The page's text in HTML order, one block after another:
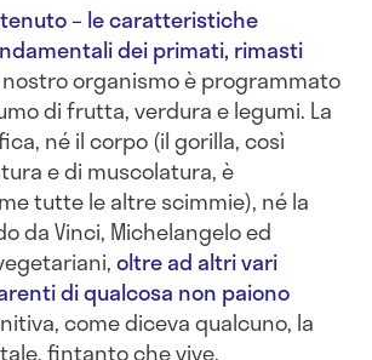
– le caratteristiche
dei primati, rimasti
organismo è programmato
di frutta, verdura e legumi. La
né il corpo (il gorilla, così
e di muscolatura, è
tutte le altre scimmie), né la
da Vinci, Michelangelo ed
oltre ad altri vari
di qualcosa non paiono
come diceva qualcuno, la
fintanto che vive.